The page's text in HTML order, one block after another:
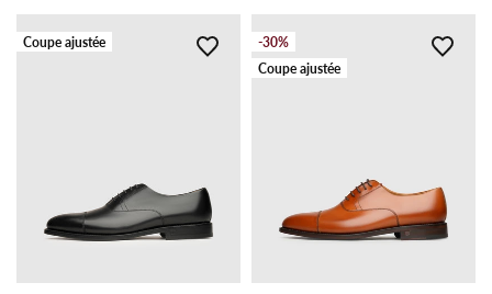
Coupe ajustée
-30%
Coupe ajustée